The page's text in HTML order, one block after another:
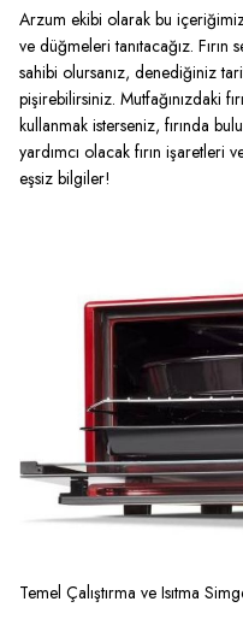
Arzum ekibi olarak bu
ve düğmeleri tanıtacağız.
sahibi olursanız, denediğiniz
pişirebilirsiniz. Mutfağınızdaki
kullanmak isterseniz, fırında
yardımcı olacak fırın işaretleri
eşsiz bilgiler!
Temel Çalıştırma ve Isıtma